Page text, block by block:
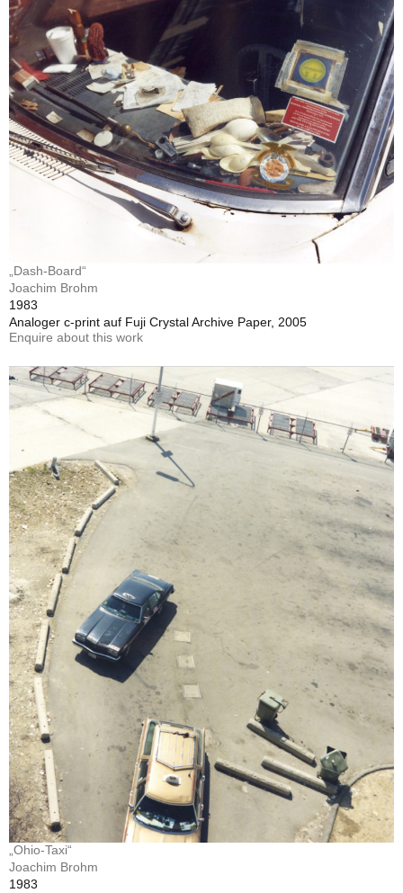
„Dash-Board“
Joachim Brohm
1983
Analoger c-print auf Fuji Crystal Archive Paper, 2005
Enquire about this work
„Ohio-Taxi“
Joachim Brohm
1983